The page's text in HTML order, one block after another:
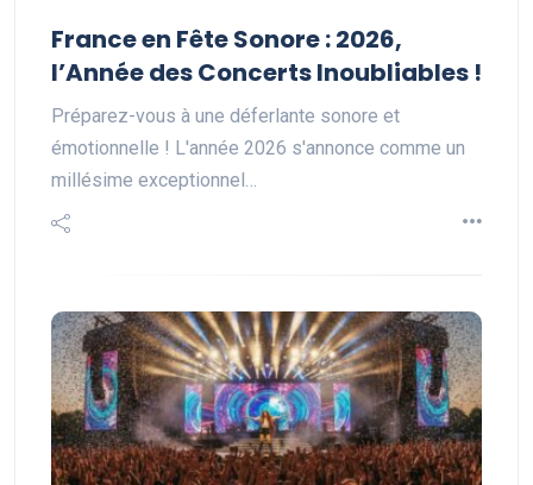
France en Fête Sonore : 2026,
l’Année des Concerts Inoubliables !
Préparez-vous à une déferlante sonore et
émotionnelle ! L'année 2026 s'annonce comme un
millésime exceptionnel…